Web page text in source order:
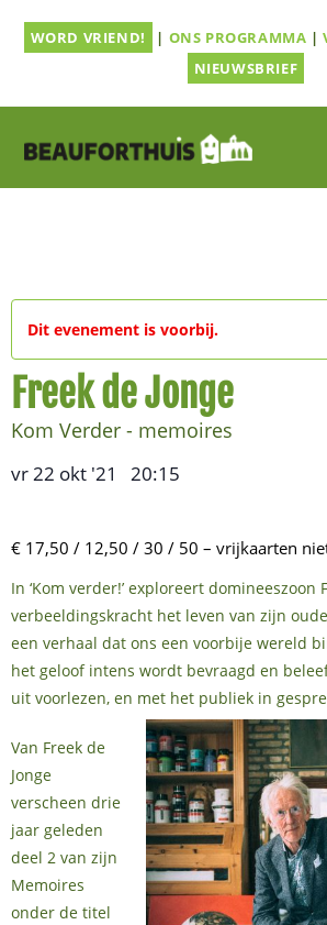
naarWORD VRIEND! | ONS PROGRAMMA |
NIEUWSBRIEF
Dit evenement is voorbij.
Freek de Jonge
Kom Verder - memoires
vr 22 okt '21 20:15
€ 17,50 / 12,50 / 30 / 50 – vrijkaarten
In ‘Kom verder!’ exploreert domineeszoon
verbeeldingskracht het leven van zijn
een verhaal dat ons een voorbije wereld
het geloof intens wordt bevraagd en
uit voorlezen, en met het publiek in
Van Freek de
Jonge
verscheen drie
jaar geleden
deel 2 van zijn
Memoires
onder de titel